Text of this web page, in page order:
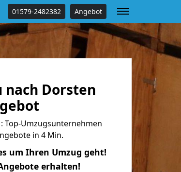
01579-2482382 Angebot
nach Dorsten
Top-Umzugsunternehmen
in 4 Min.
um Ihren Umzug geht!
erhalten!